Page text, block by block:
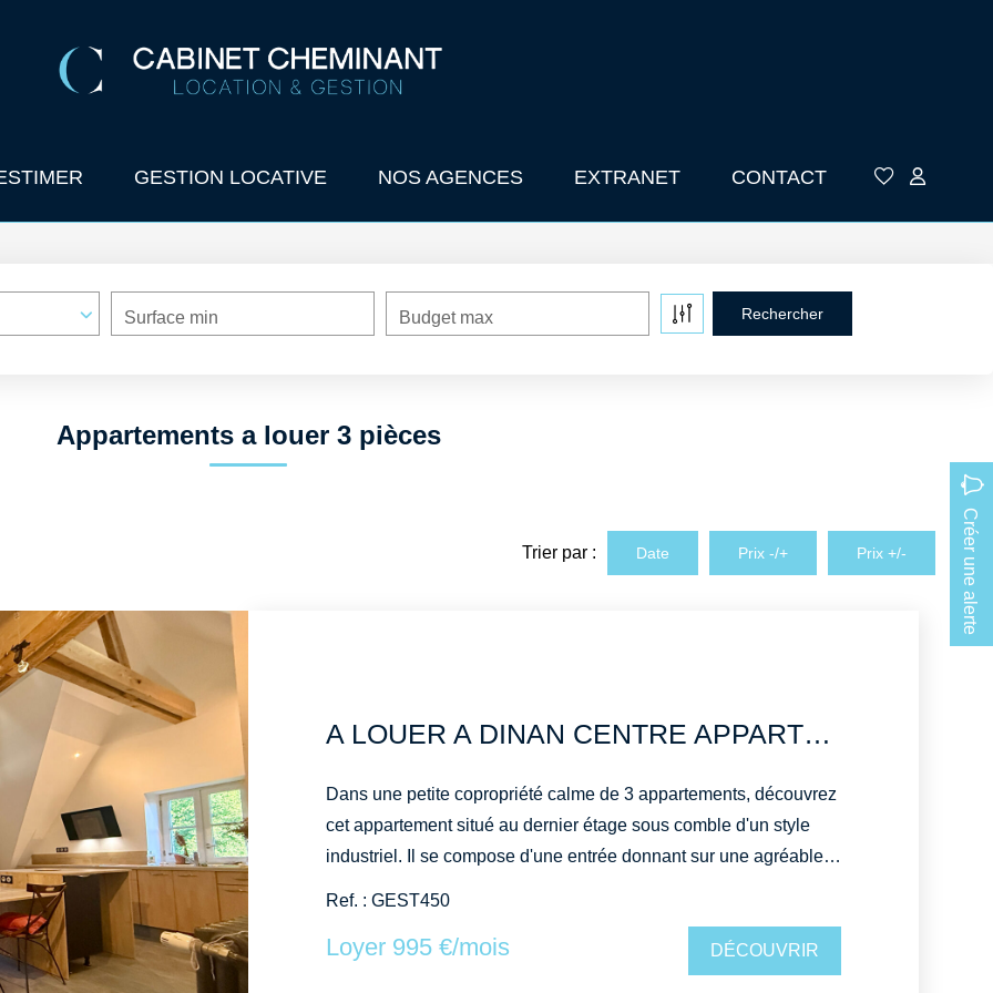
GESTION LOCATIVE NOS AGENCES EXTRANET CONTACT
Surface min Budget max
Appartements a louer 3 pièces
Créer une alerte
Trier par : Date Prix -/+ Prix +/-
A LOUER A DINAN CENTRE APPARTEMENT MEUBLE 3 CHAMBRES 70M2
Dans une petite copropriété calme de 3 appartements, découvrez
cet appartement situé au dernier étage sous comble d'un style
industriel. Il se compose d'une entrée donnant sur une agréable
offrant un espace supplémentaire, d'une salle de bains , d'une
grande chambres et deux bureaux pouvant faire office de
Ref. : GEST450
Loyer 995 €/mois DÉCOUVRIR